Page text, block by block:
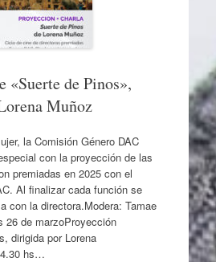
«Suerte de Pinos»,
Muñoz
la Comisión Género DAC
con la proyección de las
premiadas en 2025 con el
Al finalizar cada función se
con la directora.Modera: Tamae
26 de marzoProyección
dirigida por Lorena
hs…